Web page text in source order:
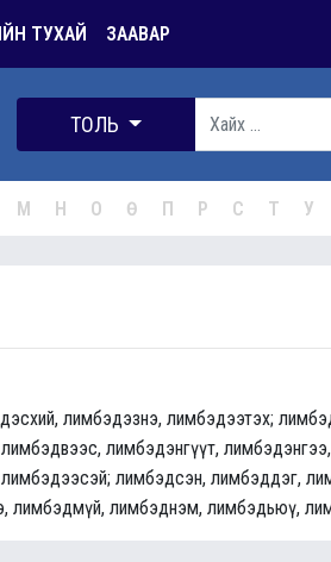
ТУХАЙ ЗААВАР
ТОЛЬ
М Н О Ө П Р С Т У
лимбэдэзнэ, лимбэдээтэх;
лимбэдэнгүүт,
лимбэдсэн, лимбэддэг,
лимбэдмүй, лимбэднэм, лимбэдьюү,